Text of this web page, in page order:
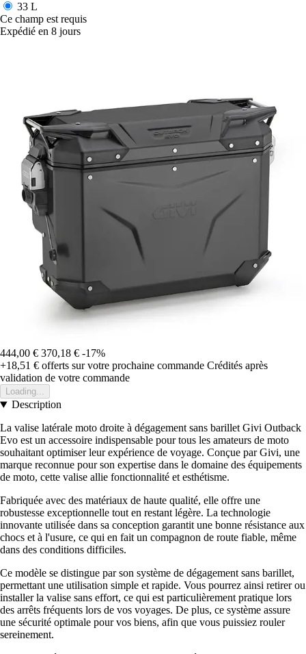
33 L
Ce champ est requis
Expédié en 8 jours
444,00 € 370,18 € -17%
+18,51 € offerts sur votre prochaine commande Crédités après
validation de votre commande
Loading...
Description
La valise latérale moto droite à dégagement sans barillet Givi Outback
Evo est un accessoire indispensable pour tous les amateurs de moto
souhaitant optimiser leur expérience de voyage. Conçue par Givi, une
marque reconnue pour son expertise dans le domaine des équipements
de moto, cette valise allie fonctionnalité et esthétisme.
Fabriquée avec des matériaux de haute qualité, elle offre une
robustesse exceptionnelle tout en restant légère. La technologie
innovante utilisée dans sa conception garantit une bonne résistance aux
chocs et à l'usure, ce qui en fait un compagnon de route fiable, même
dans des conditions difficiles.
Ce modèle se distingue par son système de dégagement sans barillet,
permettant une utilisation simple et rapide. Vous pourrez ainsi retirer ou
installer la valise sans effort, ce qui est particulièrement pratique lors
des arrêts fréquents lors de vos voyages. De plus, ce système assure
une sécurité optimale pour vos biens, afin que vous puissiez rouler
sereinement.